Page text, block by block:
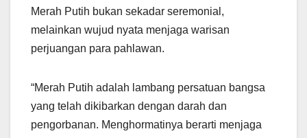
Merah Putih bukan sekadar seremonial,
melainkan wujud nyata menjaga warisan
perjuangan para pahlawan.
“Merah Putih adalah lambang persatuan bangsa
yang telah dikibarkan dengan darah dan
pengorbanan. Menghormatinya berarti menjaga